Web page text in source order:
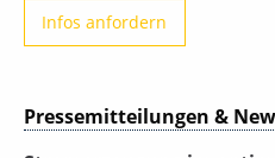
Infos anfordern
Pressemitteilungen &